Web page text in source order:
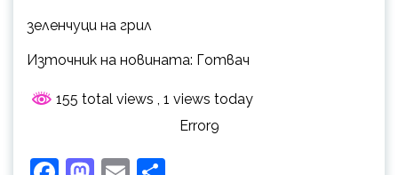
зеленчуци на грил
Източник на новината: Готвач
155 total views , 1 views today
Error9